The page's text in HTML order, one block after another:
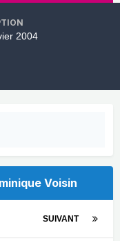
2004
Voisin
SUIVANT